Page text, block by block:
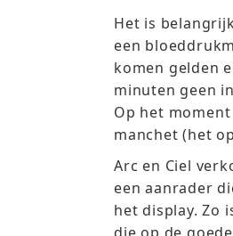
Het is
een
komen gelden
minuten geen
Op het
manchet (het
Arc en Ciel
een aanrader
het display. Zo